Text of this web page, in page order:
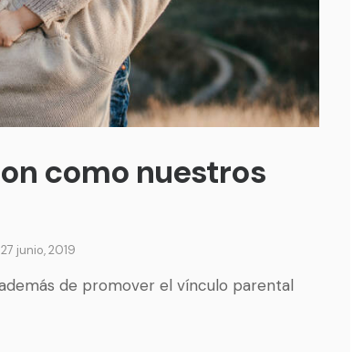
como nuestros
27 junio, 2019
de promover el vínculo parental